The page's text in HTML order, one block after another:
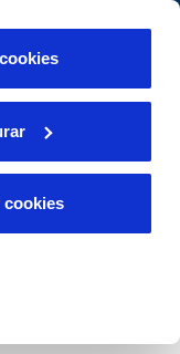
cookies
Se abre en otra